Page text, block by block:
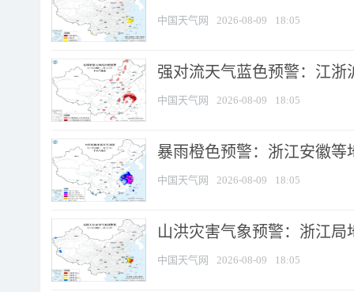
中国天气网 2026-08-09 18:05
强对流天气蓝色预警：江浙
中国天气网 2026-08-09 18:05
暴雨橙色预警：浙江安徽等
中国天气网 2026-08-09 18:05
山洪灾害气象预警：浙江
中国天气网 2026-08-09 18:05